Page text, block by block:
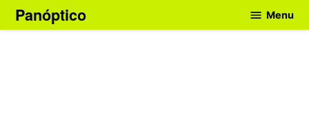
Skip
to
Panóptico Menu